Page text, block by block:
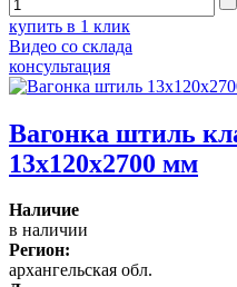
купить в 1 клик
Видео со склада
консультация
Вагонка штиль
13x120x2700 мм
Наличие
в наличии
Регион:
архангельская обл.